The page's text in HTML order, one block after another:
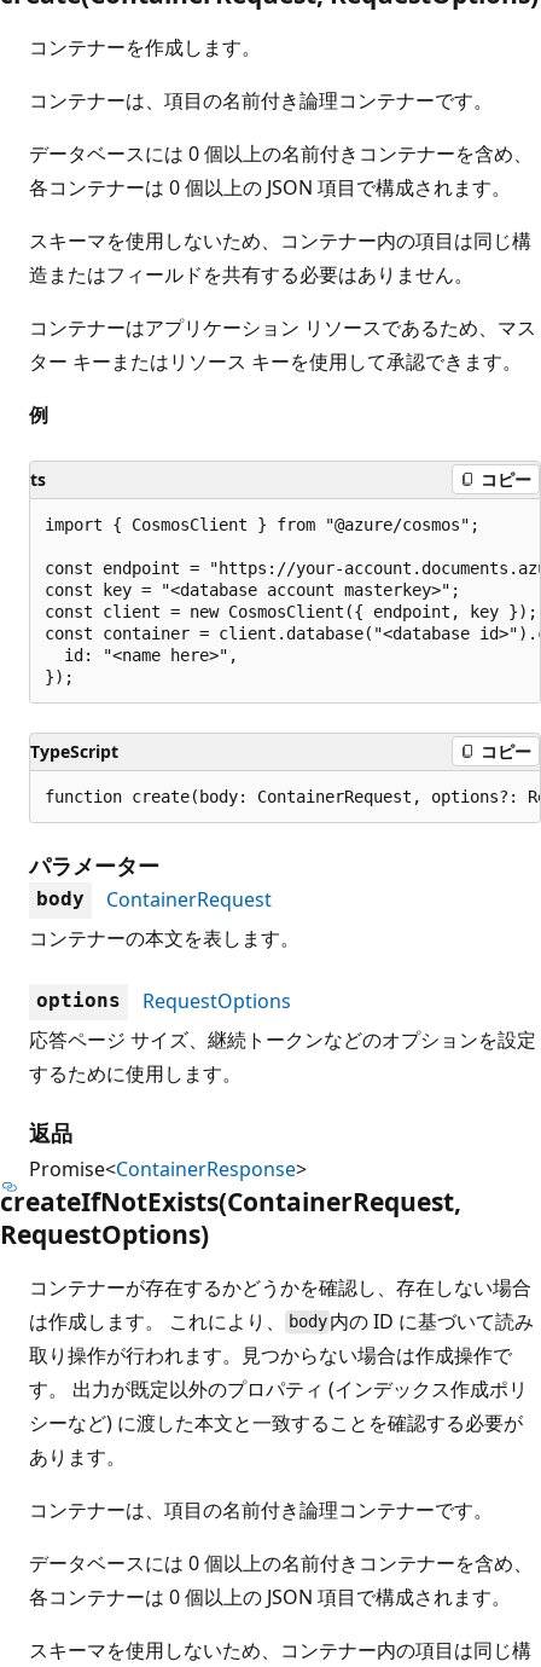
コンテナーを作成します。
コンテナーは、項目の名前付き論理コンテナーです。
データベースには 0 個以上の名前付きコンテナーを含め、
各コンテナーは 0 個以上の JSON 項目で構成されます。
スキーマを使用しないため、コンテナー内の項目は同じ構
造またはフィールドを共有する必要はありません。
コンテナーはアプリケーション リソースであるため、マス
ター キーまたはリソース キーを使用して承認できます。
例
ts コピー
import { CosmosClient } from "@azure/cosmos";
const endpoint = "https://your-
const key = "<database account masterkey>";
const client = new CosmosClient({ endpoint, key });
const container = client.database("<database
  id: "<name here>",
TypeScript コピー
function create(body: ContainerRequest, options?:
パラメーター
body
ContainerRequest
コンテナーの本文を表します。
options
RequestOptions
応答ページ サイズ、継続トークンなどのオプションを設定
するために使用します。
返品
Promise<ContainerResponse>
createIfNotExists(ContainerRequest,
RequestOptions)
コンテナーが存在するかどうかを確認し、存在しない場合
は作成します。 これにより、
body 内の ID に基づいて読み
取り操作が行われます。見つからない場合は作成操作で
す。 出力が既定以外のプロパティ (インデックス作成ポリ
シーなど) に渡した本文と一致することを確認する必要が
あります。
コンテナーは、項目の名前付き論理コンテナーです。
データベースには 0 個以上の名前付きコンテナーを含め、
各コンテナーは 0 個以上の JSON 項目で構成されます。
スキーマを使用しないため、コンテナー内の項目は同じ構